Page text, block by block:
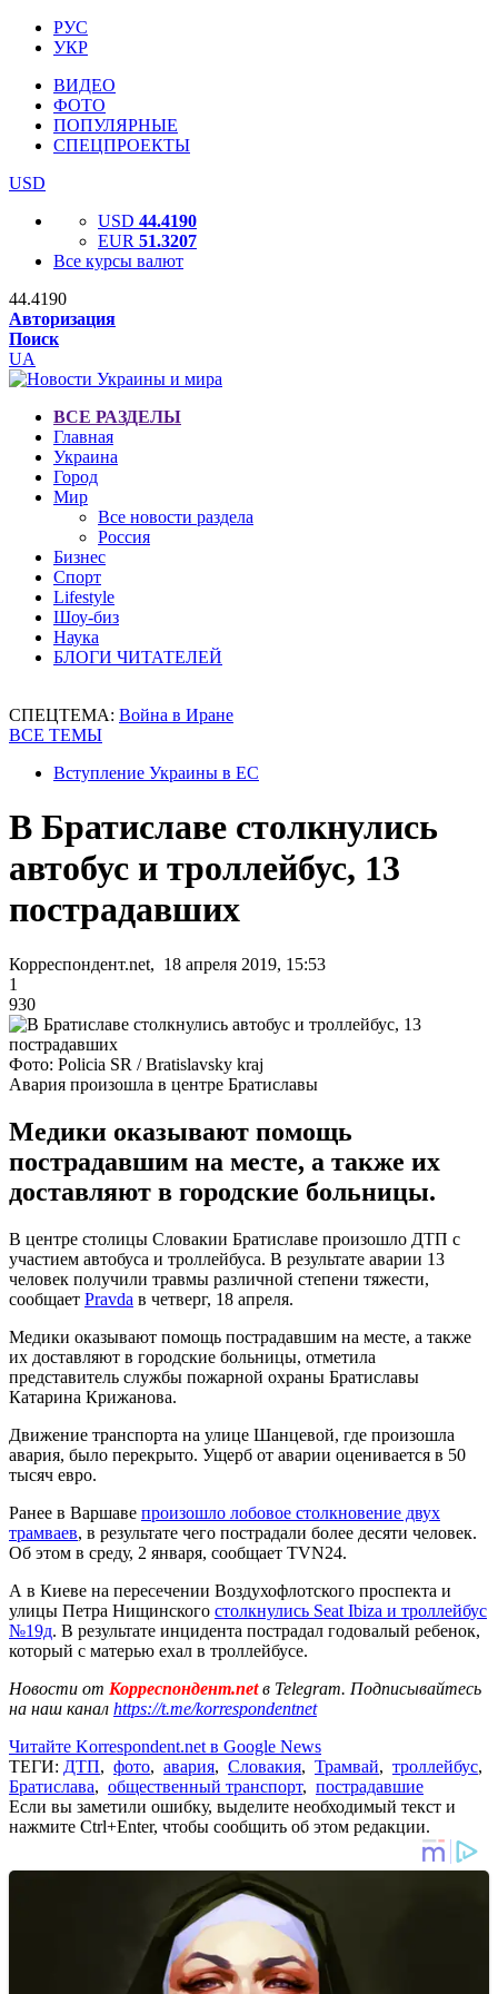
РУС
УКР
ВИДЕО
ФОТО
ПОПУЛЯРНЫЕ
СПЕЦПРОЕКТЫ
USD
USD 44.4190
EUR 51.3207
Все курсы валют
44.4190
Авторизация
Поиск
UA
ВСЕ РАЗДЕЛЫ
Главная
Украина
Город
Мир
Все новости раздела
Россия
Бизнес
Спорт
Lifestyle
Шоу-биз
Наука
БЛОГИ ЧИТАТЕЛЕЙ
СПЕЦТЕМА: Война в Иране
ВСЕ ТЕМЫ
Вступление Украины в ЕС
В Братиславе столкнулись
автобус и троллейбус, 13
пострадавших
Корреспондент.net, 18 апреля 2019, 15:53
1
930
Фото: Policia SR / Bratislavsky kraj
Авария произошла в центре Братиславы
Медики оказывают помощь
пострадавшим на месте, а также их
доставляют в городские больницы.
В центре столицы Словакии Братиславе произошло ДТП с
участием автобуса и троллейбуса. В результате аварии 13
человек получили травмы различной степени тяжести,
сообщает Pravda в четверг, 18 апреля.
Медики оказывают помощь пострадавшим на месте, а также
их доставляют в городские больницы, отметила
представитель службы пожарной охраны Братиславы
Катарина Крижанова.
Движение транспорта на улице Шанцевой, где произошла
авария, было перекрыто. Ущерб от аварии оценивается в 50
тысяч евро.
Ранее в Варшаве произошло лобовое столкновение двух
трамваев, в результате чего пострадали более десяти человек.
Об этом в среду, 2 января, сообщает TVN24.
А в Киеве на пересечении Воздухофлотского проспекта и
улицы Петра Нищинского столкнулись Seat Ibiza и троллейбус
№19д. В результате инцидента пострадал годовалый ребенок,
который с матерью ехал в троллейбусе.
Новости от Корреспондент.netв Telegram. Подписывайтесь
на наш канал https://t.me/korrespondentnet
Читайте Korrespondent.net в Google News
ТЕГИ: ДТП, фото, авария, Словакия, Трамвай, троллейбус,
Братислава, общественный транспорт, пострадавшие
Если вы заметили ошибку, выделите необходимый текст и
нажмите Ctrl+Enter, чтобы сообщить об этом редакции.